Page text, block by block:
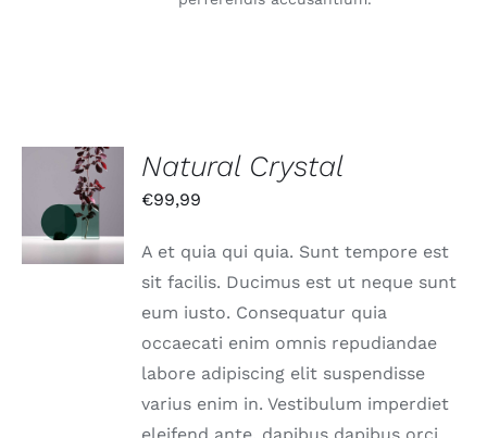
IN DEN
WARENKORB
/
DETAILS
Natural Crystal
€99,99
A et quia qui quia. Sunt tempore est
sit facilis. Ducimus est ut neque sunt
eum iusto. Consequatur quia
occaecati enim omnis repudiandae
labore adipiscing elit suspendisse
varius enim in. Vestibulum imperdiet